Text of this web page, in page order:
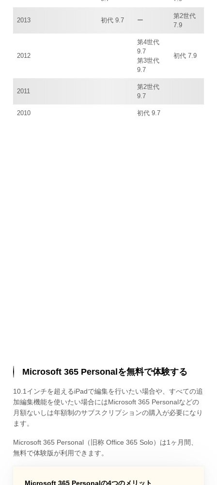
2013 初代 9.7 ー
第2世代
7.9
2012
第4世代
9.7
第3世代
9.7
初代 7.9
2011
第2世代
9.7
2010 初代 9.7
Microsoft 365 Personalを無料で体験する
10.1インチを超えるiPadで編集を行いたい場合や、すべての追
加編集機能を使いたい場合にはMicrosoft 365 Personalなどの
月額ないしは年額制のサブスクリプションの購入が必要になり
ます。
Microsoft 365 Personal（旧称 Office 365 Solo）は1ヶ月間、
無料で体験版が利用できます。
Microsoft 365 Personalの4つのメリット